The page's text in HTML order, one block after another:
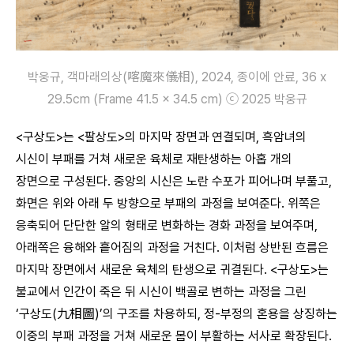
박웅규, 객마래의상(喀魔來儀相), 2024, 종이에 안료, 36 x
29.5cm (Frame 41.5 x 34.5 cm) ⓒ 2025 박웅규
<구상도>는 <팔상도>의 마지막 장면과 연결되며, 흑암녀의
시신이 부패를 거쳐 새로운 육체로 재탄생하는 아홉 개의
장면으로 구성된다. 중앙의 시신은 노란 수포가 피어나며 부풀고,
화면은 위와 아래 두 방향으로 부패의 과정을 보여준다. 위쪽은
응축되어 단단한 알의 형태로 변화하는 경화 과정을 보여주며,
아래쪽은 융해와 흩어짐의 과정을 거친다. 이처럼 상반된 흐름은
마지막 장면에서 새로운 육체의 탄생으로 귀결된다. <구상도>는
불교에서 인간이 죽은 뒤 시신이 백골로 변하는 과정을 그린
‘구상도(九相圖)’의 구조를 차용하되, 정-부정의 혼용을 상징하는
이중의 부패 과정을 거쳐 새로운 몸이 부활하는 서사로 확장된다.